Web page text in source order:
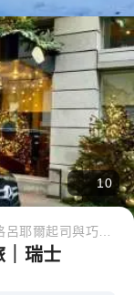
10
｜瑞士